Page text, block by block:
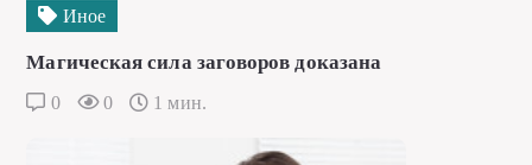
Иное
Магическая сила заговоров доказана
0 0 1 мин.